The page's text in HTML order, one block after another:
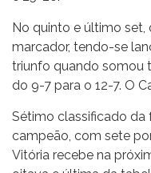
No quinto e último set,
marcador, tendo-se
triunfo quando somou
do 9-7 para o 12-7. O
Sétimo classificado da
campeão, com sete
Vitória recebe na